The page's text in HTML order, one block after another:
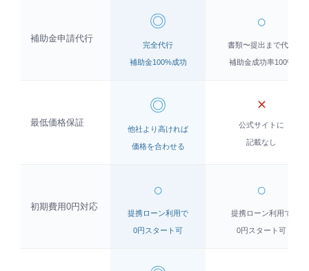
補助金申請代行
◎
完全代行
補助金100%成功
○
書類〜提出まで代行
補助金成功率100%
最低価格保証
◎
他社より高ければ
価格を合わせる
✕
公式サイトに
記載なし
初期費用0円対応
○
提携ローン利用で
0円スタート可
○
提携ローン利用で
0円スタート可